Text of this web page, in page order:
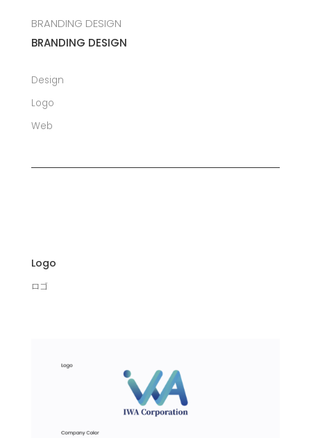
BRANDING DESIGN
BRANDING DESIGN
Design
Logo
Web
Logo
ロゴ